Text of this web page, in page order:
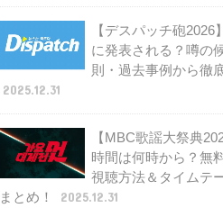
【デスパッチ砲2026
に発表される？噂の
則・過去事例から徹
2025.12.31
【MBC歌謡大祭典
時間は何時から？無
視聴方法＆タイムテ
まとめ！
2025.12.31